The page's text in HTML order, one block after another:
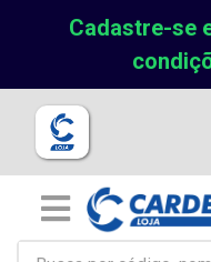
Cadastre-se